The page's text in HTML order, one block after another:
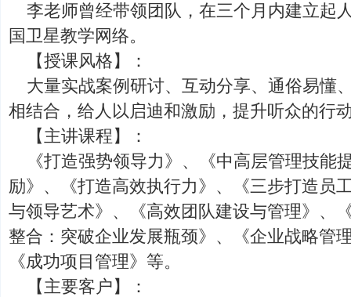
李老师曾经带领团队，在三个月内建立起
国卫星教学网络。
【授课风格】：
大量实战案例研讨、互动分享、通俗易懂
相结合，给人以启迪和激励，提升听众的行
【主讲课程】：
《打造强势领导力》、《中高层管理技能
励》、《打造高效执行力》、《三步打造员
与领导艺术》、《高效团队建设与管理》、
整合：突破企业发展瓶颈》、《企业战略管
《成功项目管理》等。
【主要客户】：